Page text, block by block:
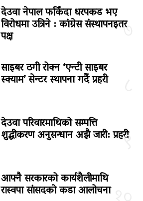
७
देउवा नेपाल फर्किंदा धरपकड भए
विरोधमा उत्रिने : कांग्रेस संस्थापनइतर
पक्ष
साइबर ठगी रोक्न ‘एन्टी साइबर
स्क्याम’ सेन्टर स्थापना गर्दै प्रहरी
९
देउवा परिवारमाथिको सम्पत्ति
शुद्धीकरण अनुसन्धान अझै जारी: प्रहरी
आफ्नै सरकारको कार्यशैलीमाथि
रास्वपा सांसदको कडा आलोचना